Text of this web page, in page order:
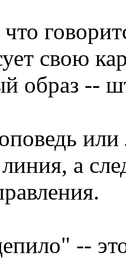
свою
образ --
или
а
--